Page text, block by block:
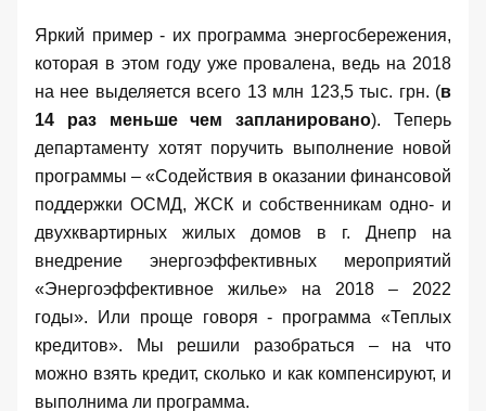
Яркий пример - их программа энергосбережения,
которая в этом году уже провалена, ведь на 2018
на нее выделяется всего 13 млн 123,5 тыс. грн. (в
14 раз меньше чем запланировано). Теперь
департаменту хотят поручить выполнение новой
программы –«Содействия в оказании финансовой
поддержки ОСМД, ЖСК и собственникам одно- и
двухквартирных жилых домов в г. Днепр на
внедрение энергоэффективных мероприятий
«Энергоэффективное жилье» на 2018 – 2022
годы». Или проще говоря - программа «Теплых
кредитов». Мы решили разобраться – на что
можно взять кредит, сколько и как компенсируют, и
выполнима ли программа.